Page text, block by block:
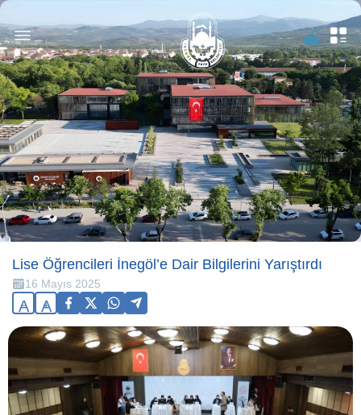
Lise Öğrencileri İnegöl’e Dair Bilgilerini Yarıştırdı
16 Mayıs 2025
A A